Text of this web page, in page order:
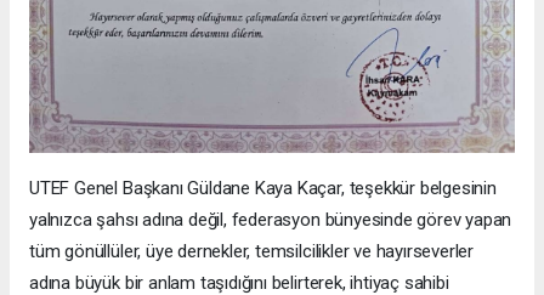
UTEF Genel Başkanı Güldane Kaya Kaçar, teşekkür belgesinin
yalnızca şahsı adına değil, federasyon bünyesinde görev yapan
tüm gönüllüler, üye dernekler, temsilcilikler ve hayırseverler
adına büyük bir anlam taşıdığını belirterek, ihtiyaç sahibi